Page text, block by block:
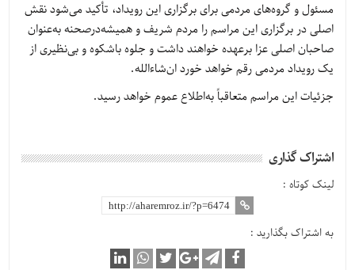
مسئول و گروه‌های مردمی برای برگزاری این رویداد، تأکید می‌شود نقش
اصلی در برگزاری این مراسم را مردم شریف و همیشه‌درصحنه به‌عنوان
صاحبان اصلی عزا برعهده خواهند داشت و جلوه باشکوه و بی‌نظیری از
یک رویداد مردمی رقم خواهد خورد ان‌شاءالله.
جزئیات این مراسم متعاقباً به‌اطلاع عموم خواهد رسید.
اشتراک گذاری
لینک کوتاه :
به اشتراک بگذارید :